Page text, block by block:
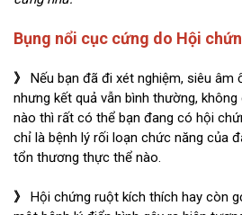
Bụng nổi cục cứng do Hội
》 Nếu bạn đã đi xét nghiệm, siêu âm
nhưng kết quả vẫn bình thường,
nào thì rất có thể bạn đang có hội
chỉ là bệnh lý rối loạn chức năng của
tổn thương thực thể nào.
》 Hội chứng ruột kích thích hay còn